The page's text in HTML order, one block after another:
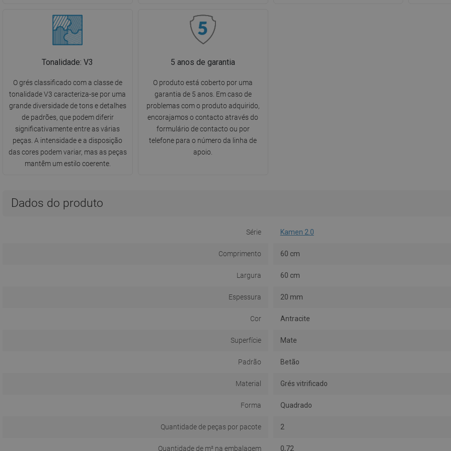
Tonalidade: V3
O grés classificado com a classe de
tonalidade V3 caracteriza-se por uma
grande diversidade de tons e detalhes
de padrões, que podem diferir
significativamente entre as várias
peças. A intensidade e a disposição
das cores podem variar, mas as peças
mantêm um estilo coerente.
5 anos de garantia
O produto está coberto por uma
garantia de 5 anos. Em caso de
problemas com o produto adquirido,
encorajamos o contacto através do
formulário de contacto ou por
telefone para o número da linha de
apoio.
Dados do produto
Série Kamen 2.0
Comprimento 60 cm
Largura 60 cm
Espessura 20 mm
Cor Antracite
Superfície Mate
Padrão Betão
Material Grés vitrificado
Forma Quadrado
Quantidade de peças por pacote 2
Quantidade de m² na embalagem 0,72